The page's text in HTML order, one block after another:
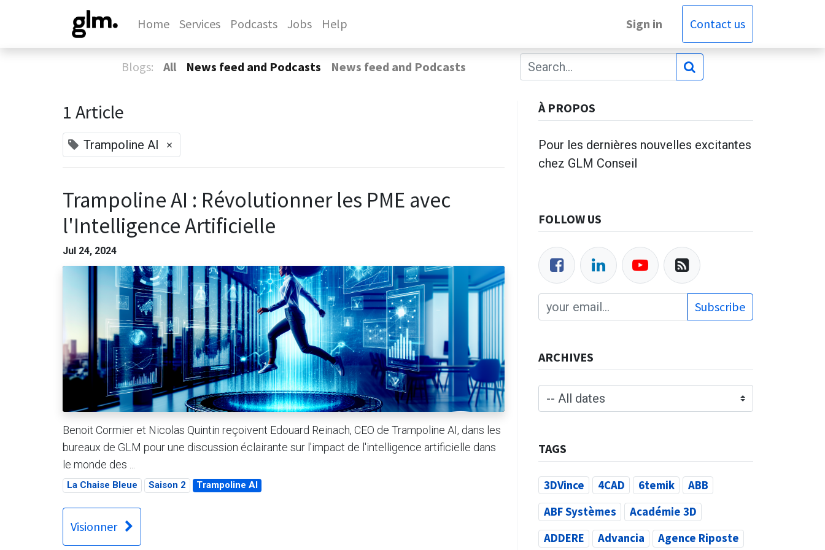
Home Services Podcasts Jobs Help Sign in Contact us
Blogs: All News feed and Podcasts News feed and Podcasts
1 Article
Trampoline AI ×
Trampoline AI : Révolutionner les PME avec
l'Intelligence Artificielle
Jul 24, 2024
Benoit Cormier et Nicolas Quintin reçoivent Edouard Reinach, CEO de Trampoline AI, dans les
bureaux de GLM pour une discussion éclairante sur l'impact de l'intelligence artificielle dans
le monde des ...
La Chaise Bleue Saison 2 Trampoline AI
Visionner
À PROPOS
Pour les dernières nouvelles excitantes
chez GLM Conseil
FOLLOW US
Subscribe
ARCHIVES
TAGS
3DVince 4CAD 6temik
ABB
ABF Systèmes
Académie 3D
ADDERE
Advancia Agence Riposte